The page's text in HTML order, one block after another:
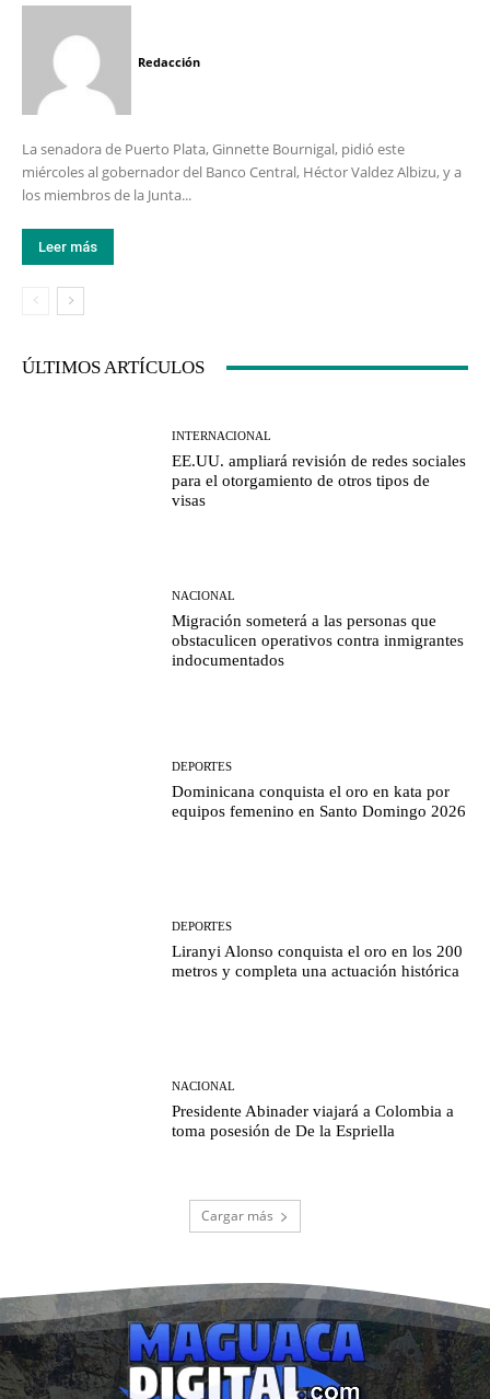
Redacción
La senadora de Puerto Plata, Ginnette Bournigal, pidió este
miércoles al gobernador del Banco Central, Héctor Valdez Albizu, y a
los miembros de la Junta...
Leer más
ÚLTIMOS ARTÍCULOS
INTERNACIONAL
EE.UU. ampliará revisión de redes sociales
para el otorgamiento de otros tipos de
visas
NACIONAL
Migración someterá a las personas que
obstaculicen operativos contra inmigrantes
indocumentados
DEPORTES
Dominicana conquista el oro en kata por
equipos femenino en Santo Domingo 2026
DEPORTES
Liranyi Alonso conquista el oro en los 200
metros y completa una actuación histórica
NACIONAL
Presidente Abinader viajará a Colombia a
toma posesión de De la Espriella
Cargar más